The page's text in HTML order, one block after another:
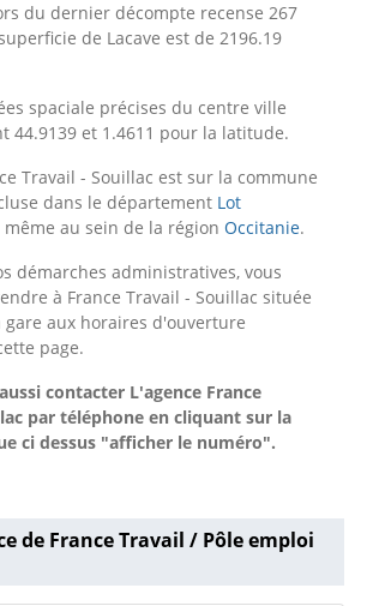
du dernier décompte recense 267
de Lacave est de 2196.19
spaciale précises du centre ville
44.9139 et 1.4611 pour la latitude.
Travail - Souillac est sur la commune
dans le département Lot
au sein de la région Occitanie.
démarches administratives, vous
à France Travail - Souillac située
gare aux horaires d'ouverture
page.
contacter L'agence France
par téléphone en cliquant sur la
ci dessus "afficher le numéro".
de France Travail / Pôle emploi